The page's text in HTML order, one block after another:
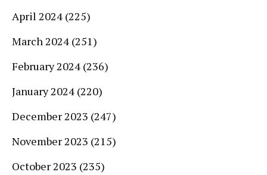
April 2024 (225)
March 2024 (251)
February 2024 (236)
January 2024 (220)
December 2023 (247)
November 2023 (215)
October 2023 (235)